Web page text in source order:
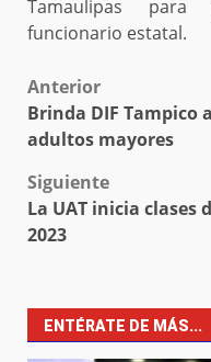
Tamaulipas para
funcionario estatal.
Post
navigation
Anterior
Brinda DIF Tampico
adultos mayores
Siguiente
La UAT inicia clases
2023
ENTÉRATE DE MÁS...